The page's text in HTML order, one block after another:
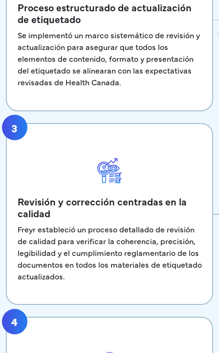
Proceso estructurado de actualización
de etiquetado
Se implementó un marco sistemático de revisión y
actualización para asegurar que todos los
elementos de contenido, formato y presentación
del etiquetado se alinearan con las expectativas
revisadas de Health Canada.
3
Revisión y corrección centradas en la
calidad
Freyr estableció un proceso detallado de revisión
de calidad para verificar la coherencia, precisión,
legibilidad y el cumplimiento reglamentario de los
documentos en todos los materiales de etiquetado
actualizados.
4